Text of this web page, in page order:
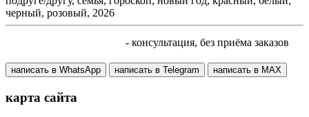
черный, розовый, 2026
- консультация, без приёма заказов
написать в WhatsApp написать в Telegram написать в МАХ
карта сайта